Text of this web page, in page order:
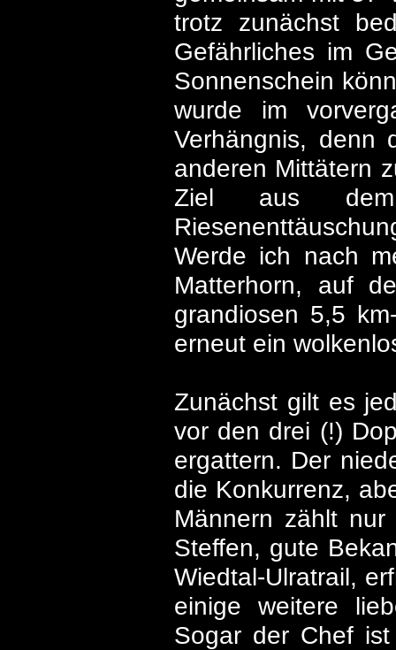
trotz zunächst
Gefährliches im
Sonnenschein
wurde im
Verhängnis, denn
anderen Mittätern
Ziel aus dem
Werde ich nach
Matterhorn, auf
grandiosen 5,5
erneut ein
Zunächst gilt es
vor den drei (!)
ergattern. Der
die Konkurrenz,
Männern zählt
Steffen, gute
Wiedtal-Ulratrail,
einige weitere
Sogar der Chef